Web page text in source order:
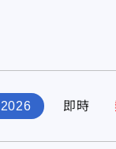
即時